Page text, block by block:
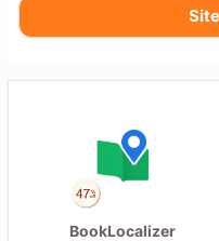
BookLocalizer